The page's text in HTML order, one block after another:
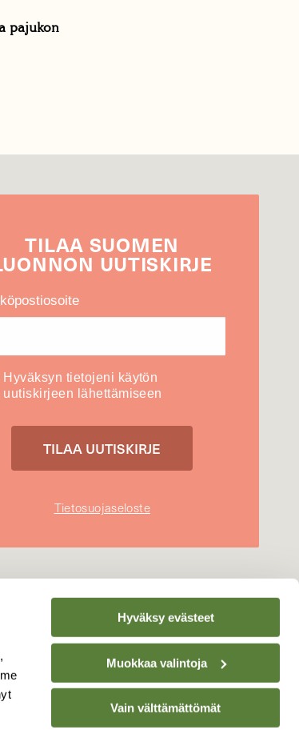
Hyväksy evästeet
Muokkaa valintoja
Vain välttämättömät
pajukon
TILAA SUOMEN
UUTIS­KIRJE
Hyväksyn tietojeni käytön
uutiskirjeen lähettämiseen
Tietosuojaseloste